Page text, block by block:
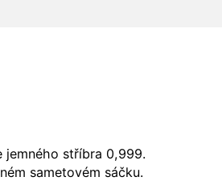
jemného stříbra 0,999.
sametovém sáčku.